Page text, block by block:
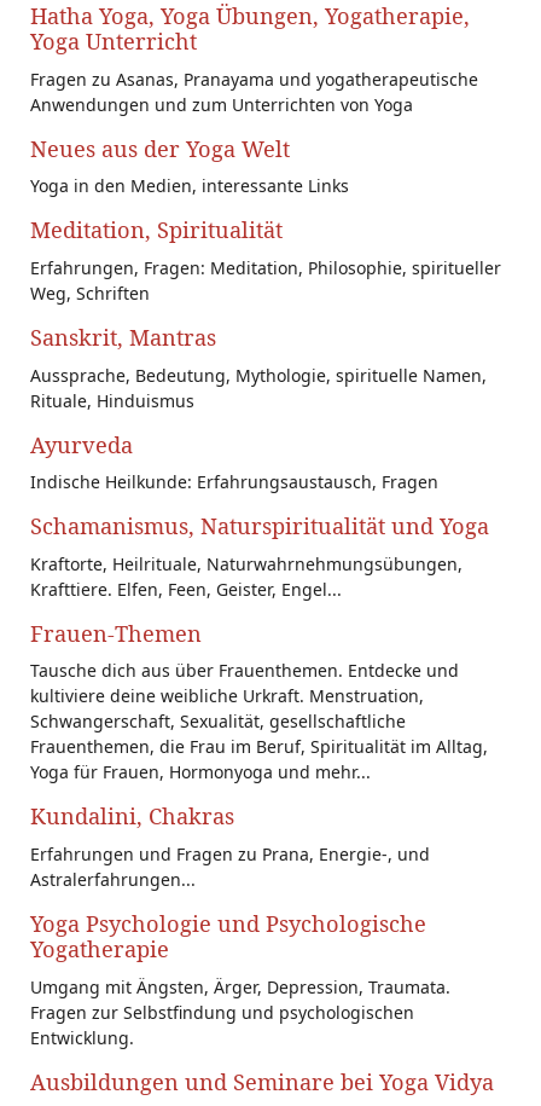
Hatha Yoga, Yoga Übungen, Yogatherapie,
Yoga Unterricht
Fragen zu Asanas, Pranayama und yogatherapeutische
Anwendungen und zum Unterrichten von Yoga
Neues aus der Yoga Welt
Yoga in den Medien, interessante Links
Meditation, Spiritualität
Erfahrungen, Fragen: Meditation, Philosophie, spiritueller
Weg, Schriften
Sanskrit, Mantras
Aussprache, Bedeutung, Mythologie, spirituelle Namen,
Rituale, Hinduismus
Ayurveda
Indische Heilkunde: Erfahrungsaustausch, Fragen
Schamanismus, Naturspiritualität und Yoga
Kraftorte, Heilrituale, Naturwahrnehmungsübungen,
Krafttiere. Elfen, Feen, Geister, Engel...
Frauen-Themen
Tausche dich aus über Frauenthemen. Entdecke und
kultiviere deine weibliche Urkraft. Menstruation,
Schwangerschaft, Sexualität, gesellschaftliche
Frauenthemen, die Frau im Beruf, Spiritualität im Alltag,
Yoga für Frauen, Hormonyoga und mehr...
Kundalini, Chakras
Erfahrungen und Fragen zu Prana, Energie-, und
Astralerfahrungen...
Yoga Psychologie und Psychologische
Yogatherapie
Umgang mit Ängsten, Ärger, Depression, Traumata.
Fragen zur Selbstfindung und psychologischen
Entwicklung.
Ausbildungen und Seminare bei Yoga Vidya